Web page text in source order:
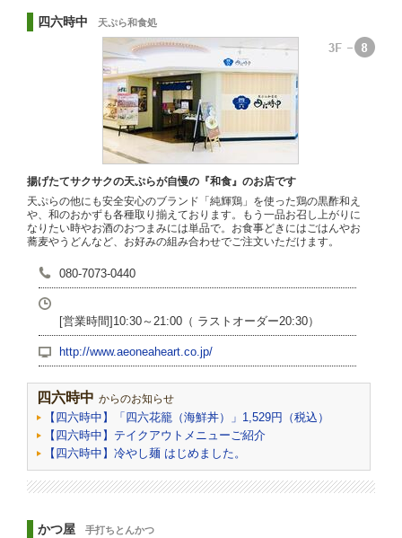
四六時中 天ぷら和食処
揚げたてサクサクの天ぷらが自慢の『和食』のお店です
天ぷらの他にも安全安心のブランド「純輝鶏」を使った鶏の黒酢和え
や、和のおかずも各種取り揃えております。もう一品お召し上がりに
なりたい時やお酒のおつまみには単品で。お食事どきにはごはんやお
蕎麦やうどんなど、お好みの組み合わせでご注文いただけます。
080-7073-0440
[営業時間]10:30～21:00（ ラストオーダー20:30）
http://www.aeoneaheart.co.jp/
四六時中 からのお知らせ
【四六時中】「四六花籠（海鮮丼）」1,529円（税込）
【四六時中】テイクアウトメニューご紹介
【四六時中】冷やし麺 はじめました。
かつ屋 手打ちとんかつ